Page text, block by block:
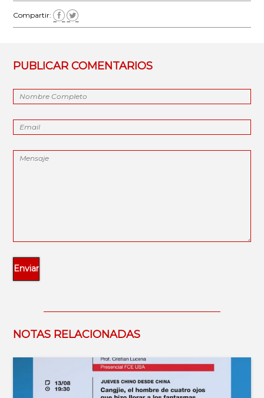
Compartir:
PUBLICAR COMENTARIOS
NOTAS RELACIONADAS